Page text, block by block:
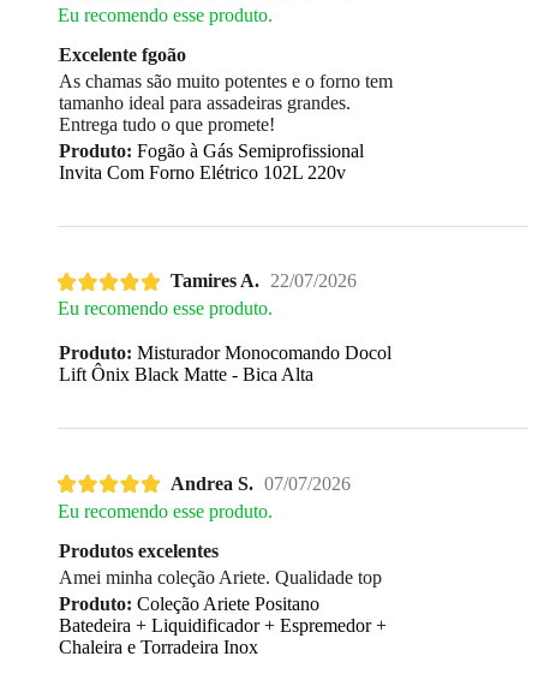
Eu recomendo esse produto.
Excelente fgoão
As chamas são muito potentes e o forno tem
tamanho ideal para assadeiras grandes.
Entrega tudo o que promete!
Produto: Fogão à Gás Semiprofissional
Invita Com Forno Elétrico 102L 220v
Tamires A. 22/07/2026
Eu recomendo esse produto.
Produto: Misturador Monocomando Docol
Lift Ônix Black Matte - Bica Alta
Andrea S. 07/07/2026
Eu recomendo esse produto.
Produtos excelentes
Amei minha coleção Ariete. Qualidade top
Produto: Coleção Ariete Positano
Batedeira + Liquidificador + Espremedor +
Chaleira e Torradeira Inox